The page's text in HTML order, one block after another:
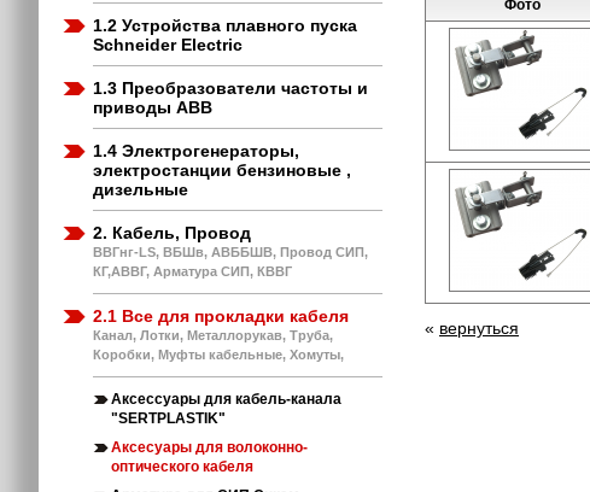
1.2 Устройства плавного пуска
Schneider Electric
1.3 Преобразователи частоты и
приводы ABB
1.4 Электрогенераторы,
электростанции бензиновые ,
дизельные
2. Кабель, Провод
ВВГнг-LS, ВБШв, АВББШВ, Провод СИП,
КГ,АВВГ, Арматура СИП, КВВГ
2.1 Все для прокладки кабеля
Канал, Лотки, Металлорукав, Труба,
Коробки, Муфты кабельные, Хомуты,
Аксессуары для кабель-канала
"SERTPLASTIK"
Аксесуары для волоконно-
оптического кабеля
Фото
« вернуться